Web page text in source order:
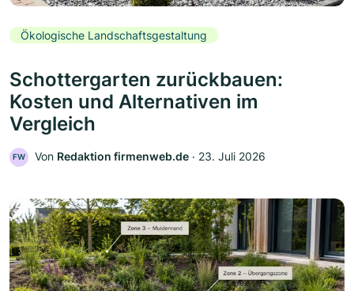
Ökologische Landschaftsgestaltung
Schottergarten zurückbauen:
Kosten und Alternativen im
Vergleich
FW Von Redaktion firmenweb.de ‧ 23. Juli 2026